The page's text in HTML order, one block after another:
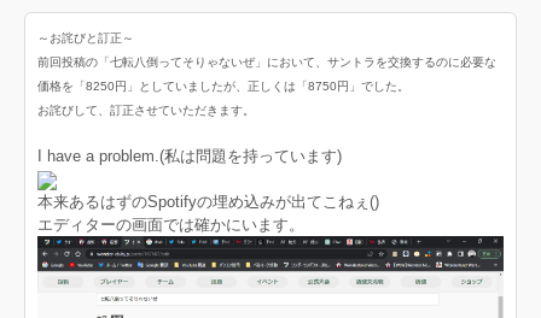
～お詫びと訂正～
前回投稿の「七転八倒ってそりゃないぜ」において、サントラを交換するのに必要な
価格を「8250円」としていましたが、正しくは「8750円」でした。
お詫びして、訂正させていただきます。
I have a problem.(私は問題を持っています)
本来あるはずのSpotifyの埋め込みが出てこねぇ()
エディターの画面では確かにいます。